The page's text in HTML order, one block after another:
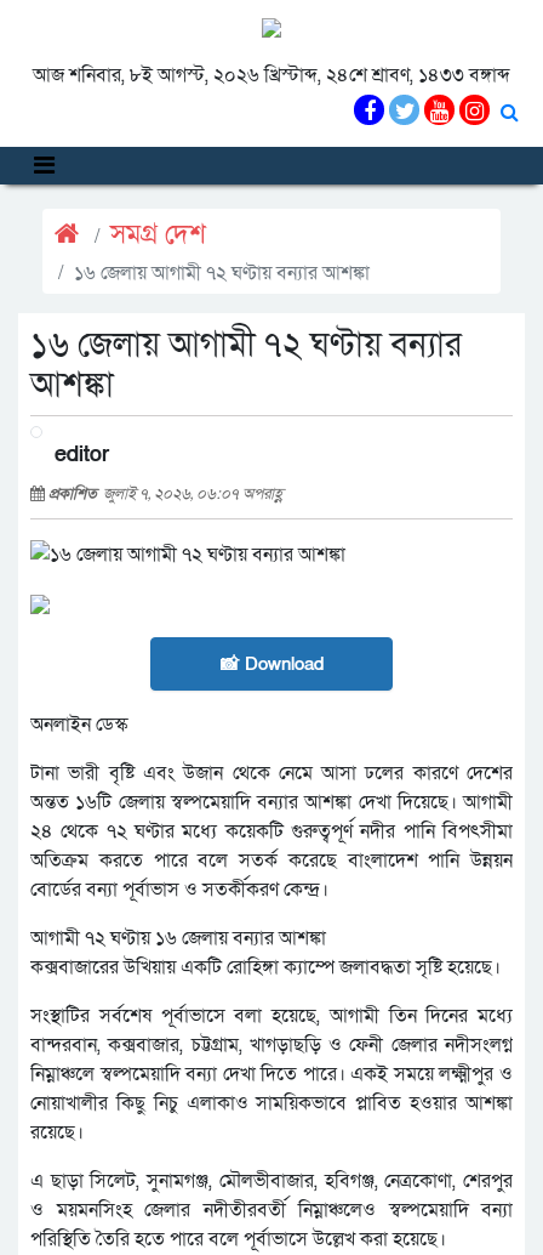
আজ শনিবার, ৮ই আগস্ট, ২০২৬ খ্রিস্টাব্দ, ২৪শে শ্রাবণ, ১৪৩৩ বঙ্গাব্দ
সমগ্র দেশ
১৬ জেলায় আগামী ৭২ ঘণ্টায় বন্যার আশঙ্কা
১৬ জেলায় আগামী ৭২ ঘণ্টায় বন্যার
আশঙ্কা
editor
প্রকাশিত জুলাই ৭, ২০২৬, ০৬:০৭ অপরাহ্ণ
📸 Download
অনলাইন ডেস্ক
টানা ভারী বৃষ্টি এবং উজান থেকে নেমে আসা ঢলের কারণে দেশের
অন্তত ১৬টি জেলায় স্বল্পমেয়াদি বন্যার আশঙ্কা দেখা দিয়েছে। আগামী
২৪ থেকে ৭২ ঘণ্টার মধ্যে কয়েকটি গুরুত্বপূর্ণ নদীর পানি বিপৎসীমা
অতিক্রম করতে পারে বলে সতর্ক করেছে বাংলাদেশ পানি উন্নয়ন
বোর্ডের বন্যা পূর্বাভাস ও সতর্কীকরণ কেন্দ্র।
আগামী ৭২ ঘণ্টায় ১৬ জেলায় বন্যার আশঙ্কা
কক্সবাজারের উখিয়ায় একটি রোহিঙ্গা ক্যাম্পে জলাবদ্ধতা সৃষ্টি হয়েছে।
সংস্থাটির সর্বশেষ পূর্বাভাসে বলা হয়েছে, আগামী তিন দিনের মধ্যে
বান্দরবান, কক্সবাজার, চট্টগ্রাম, খাগড়াছড়ি ও ফেনী জেলার নদীসংলগ্ন
নিম্নাঞ্চলে স্বল্পমেয়াদি বন্যা দেখা দিতে পারে। একই সময়ে লক্ষ্মীপুর ও
নোয়াখালীর কিছু নিচু এলাকাও সাময়িকভাবে প্লাবিত হওয়ার আশঙ্কা
রয়েছে।
এ ছাড়া সিলেট, সুনামগঞ্জ, মৌলভীবাজার, হবিগঞ্জ, নেত্রকোণা, শেরপুর
ও ময়মনসিংহ জেলার নদীতীরবর্তী নিম্নাঞ্চলেও স্বল্পমেয়াদি বন্যা
পরিস্থিতি তৈরি হতে পারে বলে পূর্বাভাসে উল্লেখ করা হয়েছে।